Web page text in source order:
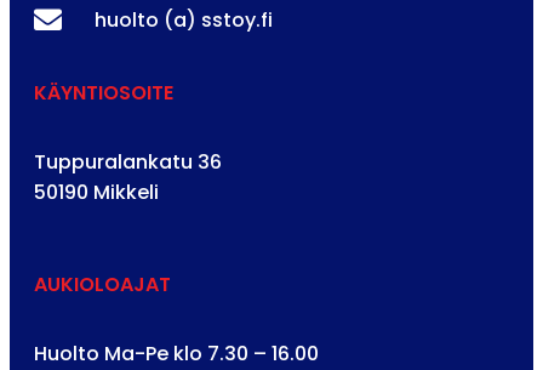
huolto (a) sstoy.fi
KÄYNTIOSOITE
Tuppuralankatu 36
50190 Mikkeli
AUKIOLOAJAT
Huolto Ma-Pe klo 7.30 – 16.00